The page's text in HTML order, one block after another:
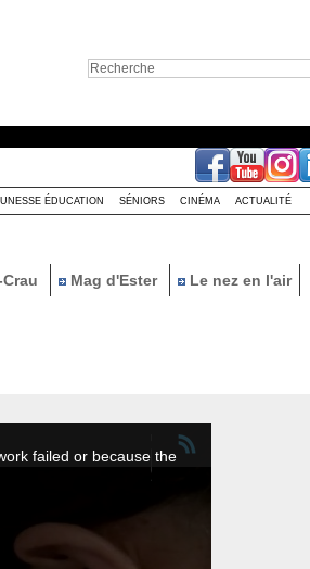
ÉDUCATION SÉNIORS CINÉMA ACTUALITÉ
Mag d'Ester Le nez en l'air